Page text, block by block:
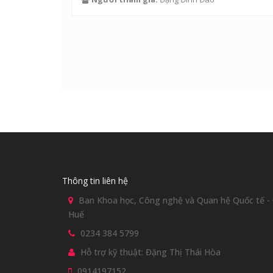
Thông tin liên hệ
Ban Khoa học, Công nghệ và Quan hệ Quốc tế
Huế
0234 384 5799
Hỗ trợ kỹ thuật: Đặng Thị Thái Hòa